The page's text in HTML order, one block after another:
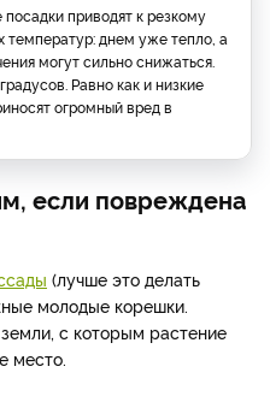
приводят к резкому
температур: днем уже тепло, а
могут сильно снижаться.
Равно как и низкие
огромный вред в
если повреждена
(лучше это делать
молодые корешки.
с которым растение
место.